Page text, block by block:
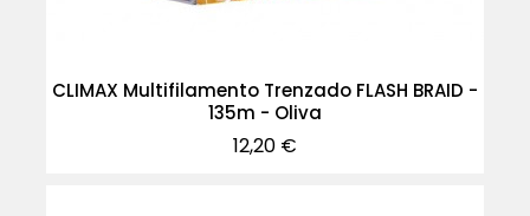
CLIMAX Multifilamento Trenzado FLASH BRAID -
135m - Oliva
Precio
12,20 €